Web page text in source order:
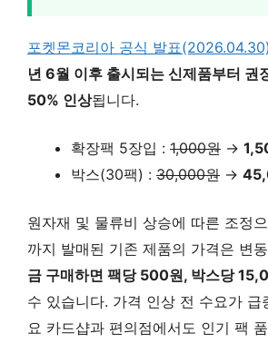
포켓몬코리아 공식 발표(2026.04.30)
년 6월 이후 출시되는 신제품부터 권
50% 인상됩니다.
확장팩 5장입 : 1,000원 →
박스(30팩) : 30,000원 →
원자재 및 물류비 상승에 따른 조정
까지 발매된 기존 제품의 가격은 변
금 구매하면 팩당 500원, 박스당
수 있습니다. 가격 인상 전 수요가 급
요 카드샵과 편의점에서도 인기 팩